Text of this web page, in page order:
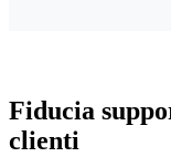
Fiducia
clienti